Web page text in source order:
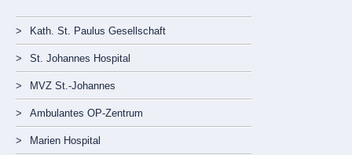
Navigation
überspringen
Kath. St. Paulus Gesellschaft
St. Johannes Hospital
MVZ St.-Johannes
Ambulantes OP-Zentrum
Marien Hospital